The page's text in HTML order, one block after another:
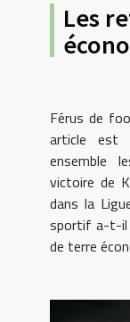
Les
des
Férus de
article est
ensemble
victoire de
dans la
sportif a-t-il
de terre